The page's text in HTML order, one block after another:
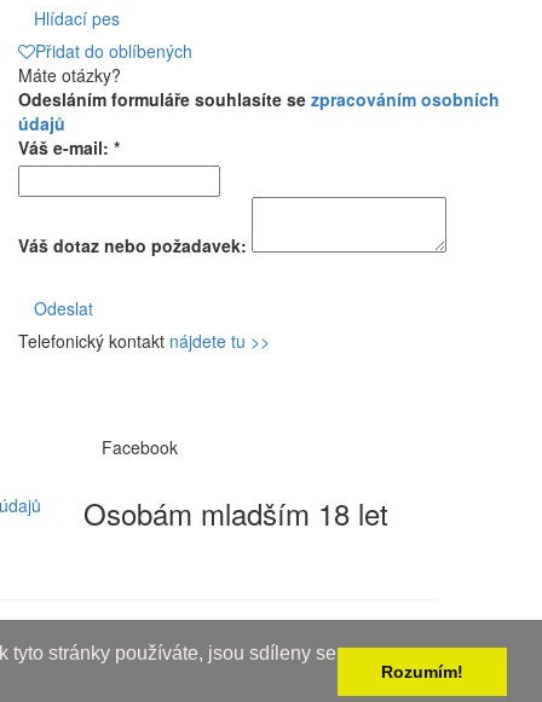
tyto stránky používáte, jsou sdíleny se
Rozumím!
Hlídací pes
Přidat do oblíbených
Máte otázky?
Odesláním formuláře souhlasíte se zpracováním osobních
údajů
Váš e-mail: *
Váš dotaz nebo požadavek:
Odeslat
Telefonický kontakt nájdete tu >>
Facebook
Osobám mladším 18 let